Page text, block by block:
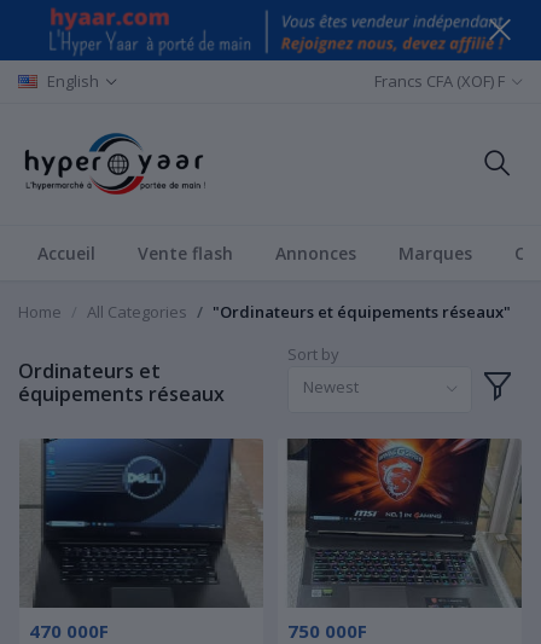
English Francs CFA (XOF) F
Accueil Vente flash Annonces Marques
Home All Categories "Ordinateurs et équipements réseaux"
Ordinateurs et
équipements réseaux
Sort by
Newest
470 000F 750 000F